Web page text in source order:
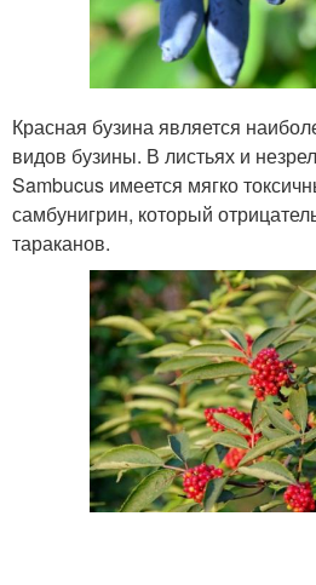
Красная бузина является
видов бузины. В листьях и
Sambucus имеется мягко
самбунигрин, который
тараканов.